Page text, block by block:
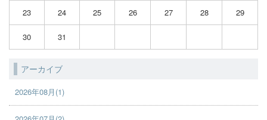
23 24 25 26 27 28 29
30 31
アーカイブ
2026年08月(1)